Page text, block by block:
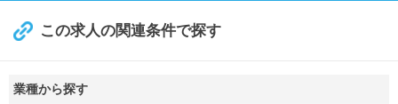
この求人の関連条件で探す
業種から探す